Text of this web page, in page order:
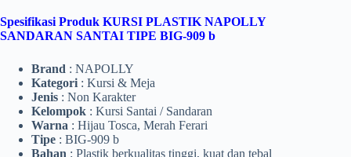
Spesifikasi Produk KURSI PLASTIK NAPOLLY
SANDARAN SANTAI TIPE BIG-909 b
Brand : NAPOLLY
Kategori : Kursi & Meja
Jenis : Non Karakter
Kelompok : Kursi Santai / Sandaran
Warna : Hijau Tosca, Merah Ferari
Tipe : BIG-909 b
Bahan : Plastik berkualitas tinggi, kuat dan tebal